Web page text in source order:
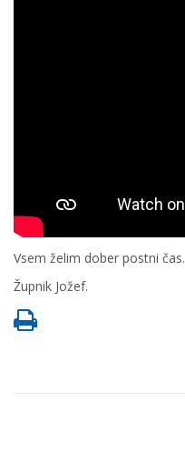
Vsem želim dober postni čas.
Župnik Jožef.